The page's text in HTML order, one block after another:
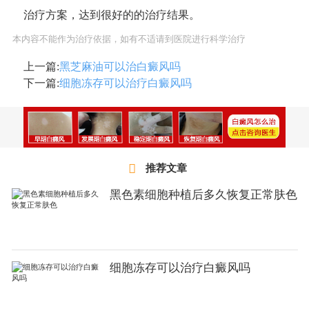
治疗方案，达到很好的的治疗结果。
本内容不能作为治疗依据，如有不适请到医院进行科学治疗
上一篇:黑芝麻油可以治白癜风吗
下一篇:细胞冻存可以治疗白癜风吗
推荐文章
黑色素细胞种植后多久恢复正常肤色
细胞冻存可以治疗白癜风吗